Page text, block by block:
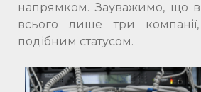
напрямком. Зауважимо, що в
всього лише три
подібним статусом.